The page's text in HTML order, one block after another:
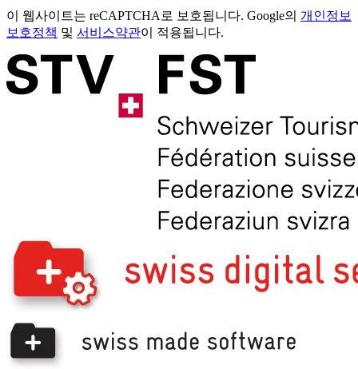
이 웹사이트는 reCAPTCHA로 보호됩니다. Google의 개인정보
보호정책 및 서비스약관이 적용됩니다.